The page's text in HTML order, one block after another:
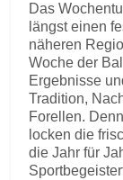
Das
längst einen
näheren
Woche der
Ergebnisse
Tradition,
Forellen.
locken die
die Jahr für